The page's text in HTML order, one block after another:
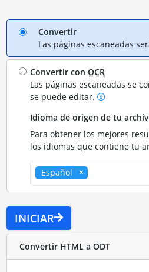
Convertir
Las páginas escaneadas
Convertir conOCR
Las páginas escaneadas se
se puede editar.
Idioma de origen de tu
Para obtener los mejores
los idiomas que contiene tu
Español
INICIAR
Convertir HTML a ODT